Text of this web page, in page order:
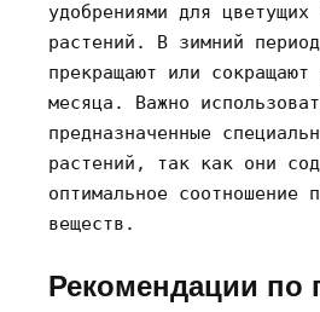
удобрениями для цветущих
растений. В зимний
прекращают или
месяца. Важно
предназначенные
растений‚ так как они
оптимальное соотношение
веществ.
Рекомендации по